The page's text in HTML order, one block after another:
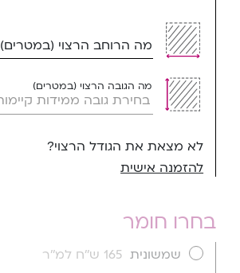
מה הרוחב הרצוי (במטרים)
מה הגובה הרצוי (במטרים)
לא מצאת את הגודל הרצוי?
להזמנה אישית
בחרו חומר
שמשונית 165 ש''ח למ''ר